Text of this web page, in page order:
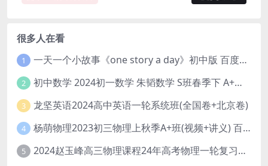
很多人在看
1 一天一个小故事《one story a day》初中版 百度网盘分享下载
2 初中数学 2024初一数学 朱韬数学 S班春季下 A+班春季下 百度云网盘
3 龙坚英语2024高中英语一轮系统班(全国卷+北京卷)
4 杨萌物理2023初三物理上秋季A+班(视频+讲义) 百度网盘分享
5 2024赵玉峰高三物理课程24年高考物理一轮复习网课教程